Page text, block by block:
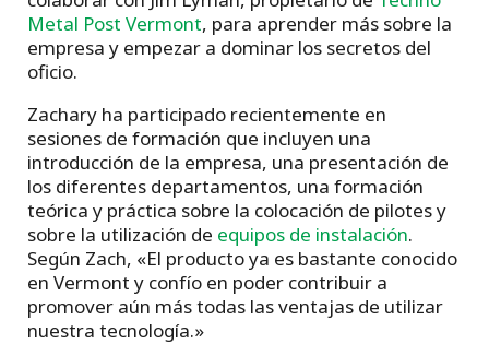
Metal Post Vermont, para aprender más sobre la
empresa y empezar a dominar los secretos del
oficio.
Zachary ha participado recientemente en
sesiones de formación que incluyen una
introducción de la empresa, una presentación de
los diferentes departamentos, una formación
teórica y práctica sobre la colocación de pilotes y
sobre la utilización de equipos de instalación.
Según Zach, «El producto ya es bastante conocido
en Vermont y confío en poder contribuir a
promover aún más todas las ventajas de utilizar
nuestra tecnología.»